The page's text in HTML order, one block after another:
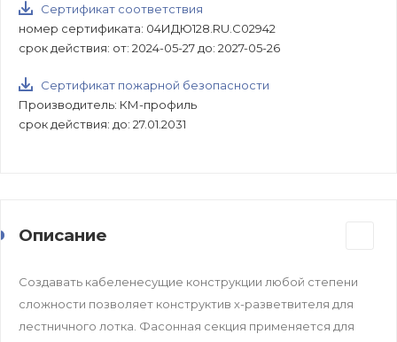
Сертификат соответствия
номер сертификата: 04ИДЮ128.RU.С02942
срок действия: от: 2024-05-27 до: 2027-05-26
Сертификат пожарной безопасности
Производитель: КМ-профиль
срок действия: до: 27.01.2031
Описание
Создавать кабеленесущие конструкции любой степени
сложности позволяет конструктив х-разветвителя для
лестничного лотка. Фасонная секция применяется для